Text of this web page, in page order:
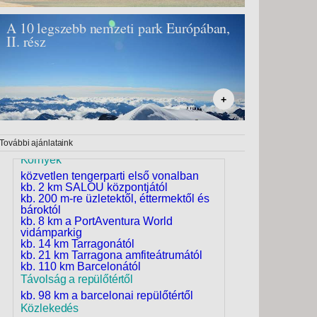
A 10 legszebb nemzeti park Európában,
II. rész
+
További ajánlataink
Hotel Best Maritim - Temesvár, Repülő
Spanyolország, Costa Dorada
Környék
közvetlen tengerparti első vonalban
kb. 2 km SALOU központjától
kb. 200 m-re üzletektől, éttermektől és
bároktól
kb. 8 km a PortAventura World
vidámparkig
kb. 14 km Tarragonától
kb. 21 km Tarragona amfiteátrumától
kb. 110 km Barcelonától
Távolság a repülőtértől
kb. 98 km a barcelonai repülőtértől
Közlekedés
ingyenes vezeték nélküli internet az
egész szállodában
a szállodában szintkülönbségek
vannak – mozgáskorlátozottaknak nem
ajánlott
Sport és szórakozás
játszótér gyerekeknek
miniklub
asztalitenisz
billiárd
vízilabda
aerobik
játékterem
gazdag animációs program
gyerekeknek és felnőtteknek
felár ellenében: vízi sportok a strandon
Uszoda
2 medencék, édesvíz, összesen kb.
400 m², mélység akár 1,8 m
gyerekmedence, mélység 0,4 m
vízi játszótér gyerekeknek
a medencék mellett ingyenes
napozóágyak, matracok és törölközők